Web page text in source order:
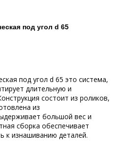
под угол d 65
под угол d 65 это система,
длительную и
состоит из роликов,
из
большой вес и
сборка обеспечивает
к изнашиванию деталей.